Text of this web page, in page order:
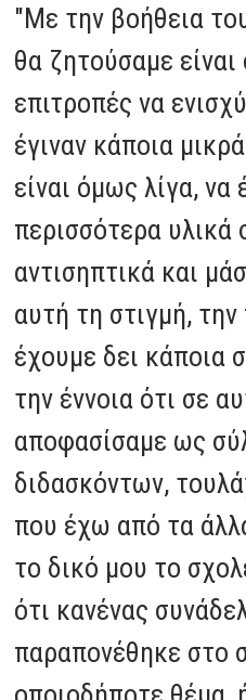
"Με την βοήθεια
θα ζητούσαμε είναι
επιτροπές να
έγιναν κάποια
είναι όμως λίγα, να
περισσότερα υλικά
αντισηπτικά και
αυτή τη στιγμή,
έχουμε δει κάποια
την έννοια ότι σε
αποφασίσαμε ως
διδασκόντων,
που έχω από τα
το δικό μου το
ότι κανένας
παραπονέθηκε στο